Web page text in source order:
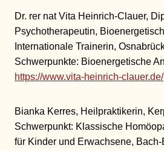
Dr. rer nat Vita Heinrich-Clauer,
Psychotherapeutin,
Internationale Trainerin,
Schwerpunkte: Bioenergetische
https://www.vita-heinrich-clauer.de/
Bianka Kerres, Heilpraktikerin,
Schwerpunkt: Klassische
für Kinder und Erwachsene,